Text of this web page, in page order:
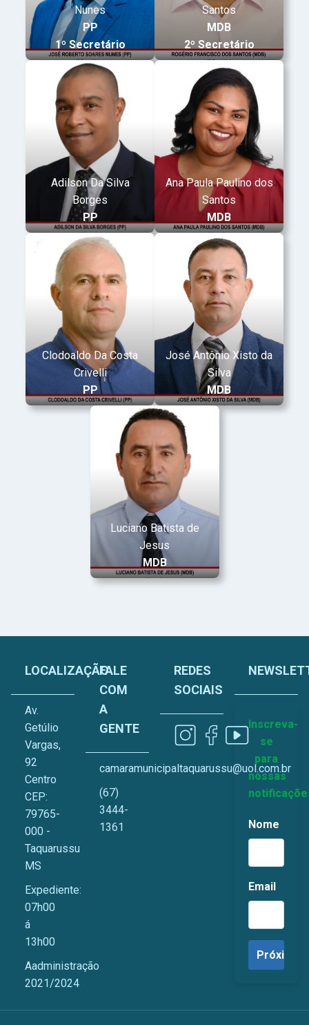
Nunes
PP
1º Secretário
Santos
MDB
2º Secretário
Adilson Da Silva
Borges
PP
Ana Paula Paulino dos
Santos
MDB
Clodoaldo Da Costa
Crivelli
PP
José Antônio Xisto da
Silva
MDB
Luciano Batista de
Jesus
MDB
LOCALIZAÇÃO
Av.
Getúlio
Vargas,
92
Centro
CEP:
79765-
000 -
Taquarussu
MS
Expediente:
07h00
á
13h00
Aadministração
2021/2024
FALE
COM
A
GENTE
camaramunicipaltaquarussu@uol.com.br
(67)
3444-
1361
REDES
SOCIAIS
Inscreva-
se
para
nossas
Nome
Email